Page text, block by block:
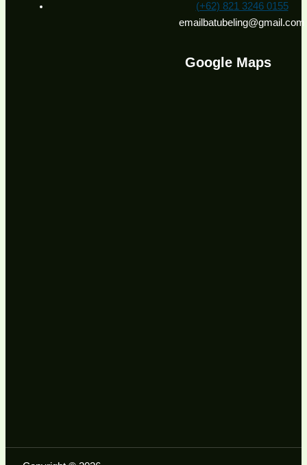
(+62) 821 3246 0155
emailbatubeling@gmail.com
Google Maps